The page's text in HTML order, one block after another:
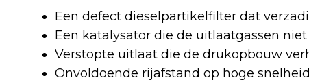
Een defect dieselpartikelfilter dat
Een katalysator die de uitlaatgassen
Verstopte uitlaat die de drukopbouw
Onvoldoende rijafstand op hoge